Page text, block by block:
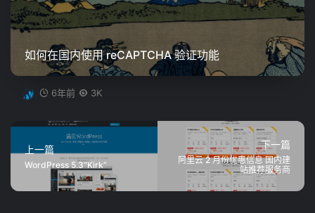
如何在国内使用 reCAPTCHA 验证功能
6年前 3K
上一篇
WordPress 5.3“Kirk”
下一篇
阿里云 2 月份优惠信息 国内建
站推荐服务商